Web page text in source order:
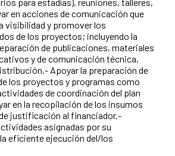
en acciones de comunicación que
visibilidad y promover los
de los proyectos; incluyendo la
de publicaciones, materiales
y de comunicación técnica,
Apoyar la preparación de
los proyectos y programas como
de coordinación del plan
en la recopilación de los insumos
justificación al financiador.-
asignadas por su
eficiente ejecución del/los